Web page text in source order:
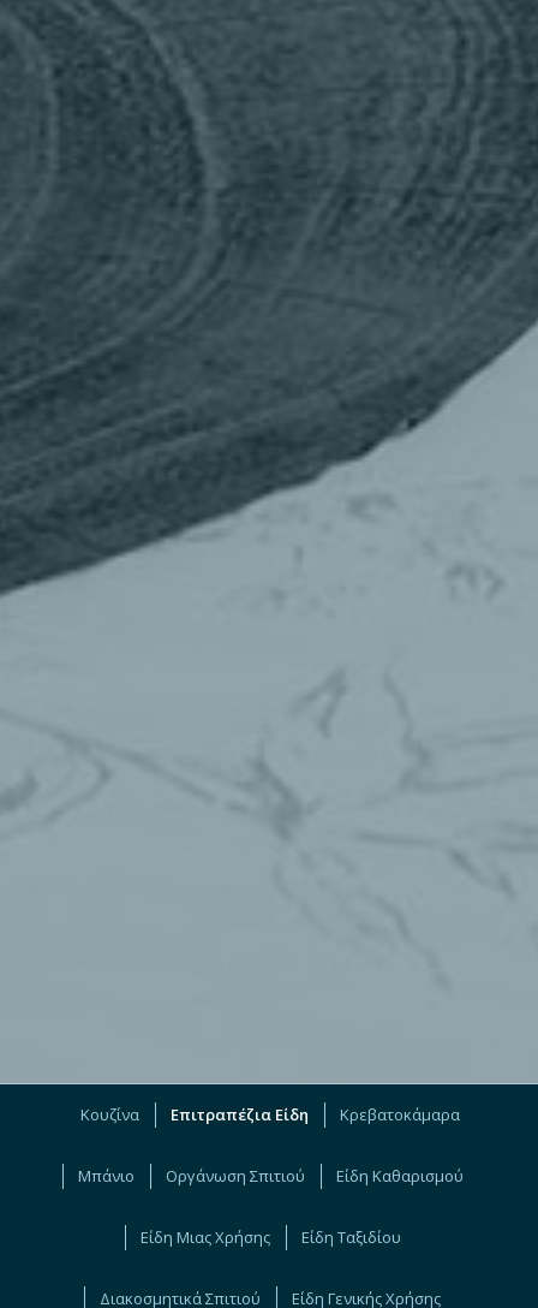
Κουζίνα Επιτραπέζια Είδη Κρεβατοκάμαρα
Μπάνιο Οργάνωση Σπιτιού Είδη Καθαρισμού
Είδη Μιας Χρήσης Είδη Ταξιδίου
Διακοσμητικά Σπιτιού Είδη Γενικής Χρήσης